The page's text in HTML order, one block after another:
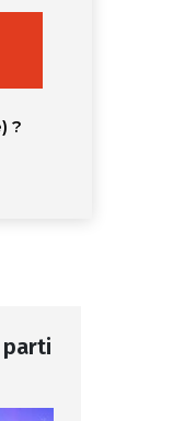
?
parti